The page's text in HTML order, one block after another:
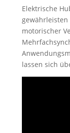
Elektrische
motorischer
lassen sich